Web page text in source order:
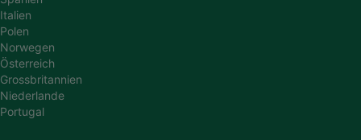
Italien
Polen
Norwegen
Österreich
Grossbritannien
Niederlande
Portugal